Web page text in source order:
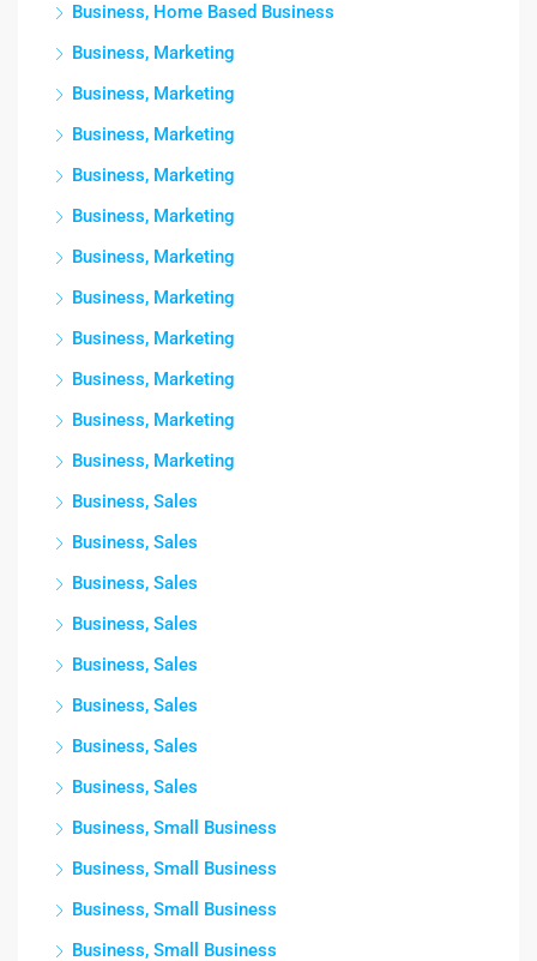
Business, Home Based Business
Business, Marketing
Business, Marketing
Business, Marketing
Business, Marketing
Business, Marketing
Business, Marketing
Business, Marketing
Business, Marketing
Business, Marketing
Business, Marketing
Business, Marketing
Business, Sales
Business, Sales
Business, Sales
Business, Sales
Business, Sales
Business, Sales
Business, Sales
Business, Sales
Business, Small Business
Business, Small Business
Business, Small Business
Business, Small Business